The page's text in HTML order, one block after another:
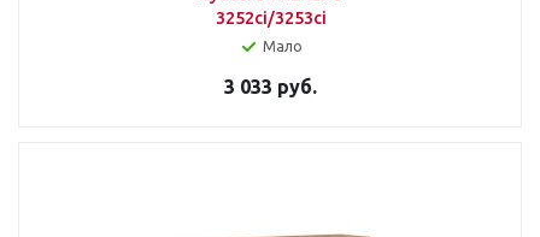
3252ci/3253ci
Мало
3 033 руб.